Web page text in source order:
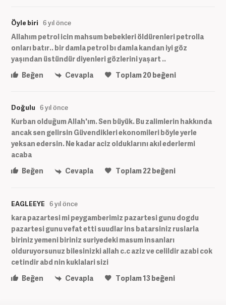
Öyle biri 6 yıl önce
Allahım petrol icin mahsum bebekleri öldürenleri petrolla
onları batır.. bir damla petrol bı damla kandan iyi göz
yaşından üstündür diyenleri gözlerini yaşart ..
Beğen
Cevapla Toplam20beğeni
Doğulu 6 yıl önce
Kurban olduğum Allah'ım. Sen büyük. Bu zalimlerin hakkında
ancak sen gelirsin Güvendikleri ekonomileri böyle yerle
yeksan edersin. Ne kadar aciz olduklarını akıl ederlermi
acaba
Beğen
Cevapla Toplam22beğeni
EAGLEEYE 6 yıl önce
kara pazartesi mi peygamberimiz pazartesi gunu dogdu
pazartesi gunu vefat etti suudlar ins batarsiniz ruslarla
biriniz yemeni biriniz suriyedeki masum insanları
olduruyorsunuz bilesinizki allah c.c aziz ve celildir azabi cok
cetindir abd nin kuklalari sizi
Beğen
Cevapla Toplam13beğeni